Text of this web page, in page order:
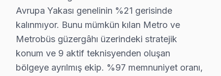
Acil vaka protokolü farklı işliyor: Şişli'de sabah
Şişli'deki söz konusu model müşteri deneyimini temsil
İkinci senaryo — Chip-level müdahale: Nişantaşı'daki
Üçüncü senaryo — Yazılım sorunu: Mecidiyeköy
Şişli'de Profilo servisiyle kurulan güven ilişkisini üç
Avrupa Yakası genelinin %21 gerisinde
kalınmıyor. Bunu mümkün kılan Metro ve
Metrobüs güzergâhı üzerindeki stratejik
konum ve 9 aktif teknisyenden oluşan
bölgeye ayrılmış ekip. %97 memnuniyet oranı,